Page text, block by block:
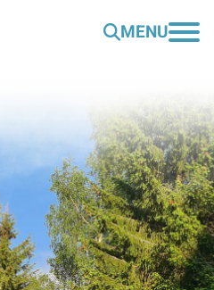
MENU